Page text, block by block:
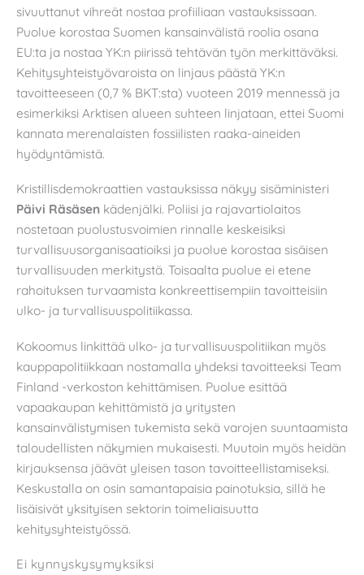
sivuuttanut vihreät nostaa profiiliaan vastauksissaan.
Puolue korostaa Suomen kansainvälistä roolia osana
EU:ta ja nostaa YK:n piirissä tehtävän työn merkittäväksi.
Kehitysyhteistyövaroista on linjaus päästä YK:n
tavoitteeseen (0,7 % BKT:sta) vuoteen 2019 mennessä ja
esimerkiksi Arktisen alueen suhteen linjataan, ettei Suomi
kannata merenalaisten fossiilisten raaka-aineiden
hyödyntämistä.
Kristillisdemokraattien vastauksissa näkyy sisäministeri
Päivi Räsäsen kädenjälki. Poliisi ja rajavartiolaitos
nostetaan puolustusvoimien rinnalle keskeisiksi
turvallisuusorganisaatioiksi ja puolue korostaa sisäisen
turvallisuuden merkitystä. Toisaalta puolue ei etene
rahoituksen turvaamista konkreettisempiin tavoitteisiin
ulko- ja turvallisuuspolitiikassa.
Kokoomus linkittää ulko- ja turvallisuuspolitiikan myös
kauppapolitiikkaan nostamalla yhdeksi tavoitteeksi Team
Finland -verkoston kehittämisen. Puolue esittää
vapaakaupan kehittämistä ja yritysten
kansainvälistymisen tukemista sekä varojen suuntaamista
taloudellisten näkymien mukaisesti. Muutoin myös heidän
kirjauksensa jäävät yleisen tason tavoitteellistamiseksi.
Keskustalla on osin samantapaisia painotuksia, sillä he
lisäisivät yksityisen sektorin toimeliaisuutta
kehitysyhteistyössä.
Ei kynnyskysymyksiksi